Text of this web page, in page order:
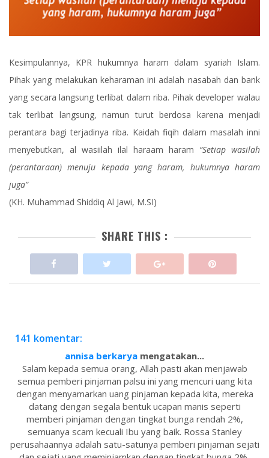
Kesimpulannya, KPR hukumnya haram dalam syariah Islam.
Pihak yang melakukan keharaman ini adalah nasabah dan bank
yang secara langsung terlibat dalam riba. Pihak developer walau
tak terlibat langsung, namun turut berdosa karena menjadi
perantara bagi terjadinya riba. Kaidah fiqih dalam masalah inni
menyebutkan, al wasiilah ilal haraam haram “Setiap wasilah
(perantaraan) menuju kepada yang haram, hukumnya haram
juga”
(KH. Muhammad Shiddiq Al Jawi, M.SI)
SHARE THIS :
141 komentar:
annisa berkarya mengatakan...
Salam kepada semua orang, Allah pasti akan menjawab
semua pemberi pinjaman palsu ini yang mencuri uang kita
dengan menyamarkan uang pinjaman kepada kita, mereka
datang dengan segala bentuk ucapan manis seperti
memberi pinjaman dengan tingkat bunga rendah 2%,
semuanya scam kecuali Ibu yang baik. Rossa Stanley
perusahaannya adalah satu-satunya pemberi pinjaman sejati